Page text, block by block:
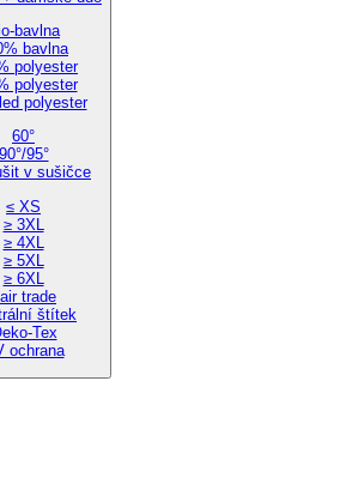
bavlna
bavlna
polyester
polyester
polyester
60°
90°/95°
v sušičce
≤ XS
≥ 3XL
≥ 4XL
≥ 5XL
≥ 6XL
trade
štítek
Tex
ochrana